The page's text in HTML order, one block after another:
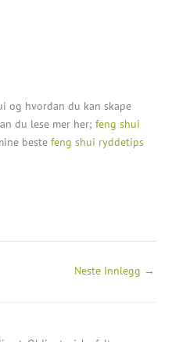
og hvordan du kan skape
du lese mer her; feng shui
beste feng shui ryddetips
Neste Innlegg →